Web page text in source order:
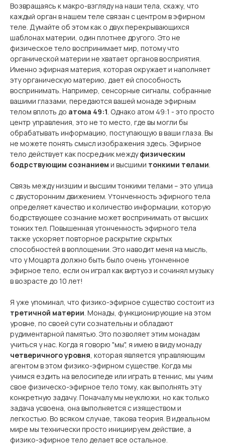
Возвращаясь к макро-взгляду на наши тела, скажу, что
каждый орган в нашем теле связан с центром в эфирном
теле. Думайте об этом как о двух перекрывающихся
шаблонах материи, один плотнее другого. Это не
физическое тело воспринимает мир, потому что
органической материи не хватает органов восприятия.
Именно эфирная материя, которая окружает и наполняет
эту органическую материю, дает ей способность
воспринимать. Например, сенсорные сигналы, собранные
вашими глазами, передаются вашей монаде эфирным
телом вплоть до атома 49:1. Однако атом 49:1 - это просто
центр управления, это не то место, где вы могли бы
обрабатывать информацию, поступающую в ваши глаза. Вы
не можете понять смысл изображения здесь. Эфирное
тело действует как посредник междуфизическим
бодрствующим сознанием и высшими тонкими телами.
Связь между низшим и высшим тонкими телами – это улица
с двусторонним движением. Утонченность эфирного тела
определяет качество и количество информации, которую
бодрствующее сознание может воспринимать от высших
тонких тел. Повышенная утонченность эфирного тела
также ускоряет повторное раскрытие скрытых
способностей в воплощении. Это наводит меня на мысль,
что у Моцарта должно быть было очень утонченное
эфирное тело, если он играл как виртуоз и сочинял музыку
в возрасте до 10 лет!
Я уже упоминал, что физико-эфирное существо состоит из
третичной материи. Монады, функционирующие на этом
уровне, по своей сути сознательны и обладают
рудиментарной памятью. Это позволяет этим монадам
учиться у нас. Когда я говорю "мы", я имею в виду монаду
четверичного уровня, которая является управляющим
агентом в этом физико-эфирном существе. Когда мы
учимся ездить на велосипеде или играть в теннис, мы учим
свое физическо-эфирное тело тому, как выполнять эту
конкретную задачу. Поначалу мы неуклюжи, но как только
задача усвоена, она выполняется с изяществом и
легкостью. Во всяком случае, такова теория. В идеальном
мире мы технически просто инициируем действие, а
физико-эфирное тело делает все остальное.